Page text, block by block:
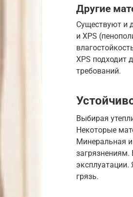
Другие
Существуют и
и XPS
XPS подходит
требований.
Выбирая
Некоторые
Минеральная
загрязнениям.
грязь.